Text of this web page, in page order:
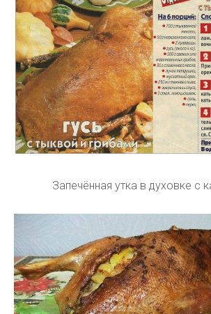
Запечённая утка в духовке с